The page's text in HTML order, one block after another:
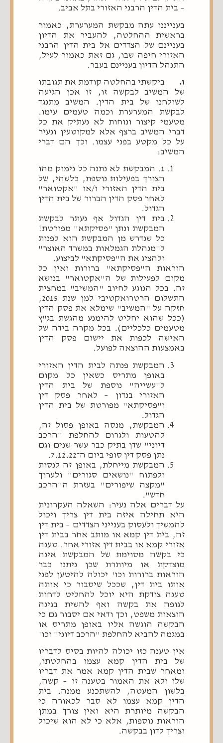
– בית הדין הרבני האזורי בתל אביב.
בענייננו עתה מבקשת המערערת, כאמור
בראשית ההחלטה, להעביר את הדיון
בעניינם של הצדדים אל בית הדין הרבני
האזורי חיפה שבו, גם זאת כאמור לעיל,
התנהל הדיון בעניינם בעבר.
ו. ביקשתי בהחלטה קודמת את תגובתו
של המשיב לבקשה זו, זו אכן הגיעה
לשולחנו של בית הדין. המשיב מתנגד
לבקשת המערערת וכמה טעמים עימו.
מטעמי קיצור ונוחות לא נעתיק את כל
דברי המשיב ברצף אלא למקוטעין ונעיר
על כל מקטע בפני עצמו. וכך הם דברי
המשיב:
1. המבקשת לא נתנה כל נימוק מהו
הצורך בפעילות נוספת, כלשהי, של
בית הדין האזורי ו/או "אקטואר"
לאחר פסק הדין הברור של בית הדין
הגדול.
בית דין הגדול אף נעתר לבקשת
המבקשת ונתן "פסיקתא" מפורטת!
כל שנדרש מן המבקשת הוא לפנות
ל"מנהלת הגמלאות במשרד האוצר"
ולהציג את ה"פסיקתא" לביצוע.
הוראות ה"פסיקתא" ברורות ואין כל
מקום לפעילות של ה"אקטואר" בנושא
זה. בכל הנוגע לחיוב "המשיב" במחצית
התשלום הרטרואקטיבי למן שנת 2015,
חזקה על "המשיב" שימלא את פסק הדין
(ככל שהוא יחליט להימנע מהגשת בג"ץ
מטעמים כלכליים). בכל מקרה בידה של
האישה לכפות את יישום פסק הדין
באמצעות ההוצאה לפועל.
המבקשת פנתה לבית הדין האזורי
באופן מתריס כשאין כל מקום
ל"עשייה" נוספת של בית הדין
האזורי בנדון – לאחר פסק דין
ו"פסיקתא" מפורטת של בית הדין
הגדול.
המבקשת, מנסה באופן פסול זה,
להטעות ולגרום להחלפת "הרכב
דיוני" שדן בתיק כבר עשר שנים וגם
נתן פסק דין סופי ביום ה־7.12.22.
המבקשת מייחלת, באופן זה לנסות
ולפתוח "נושאים סגורים" ולערוך
"מקצה שיפורים" בעזרת ה"הרכב
חדש".
על דברים אלה נעיר: השאלה העקרונית
היא תחילה איזה בית דין צריך ויכול
להמשיך ולעסוק בענייני הצדדים – בית דין
זה, בית דין קמא או מותב אחר בבית דין
אזורי קמא או בבית דין אזורי אחר. טענה
כי בקשה מסוימת של המבקשת אינה
מוצדקת או מיותרת שכן ניתנו כבר
הוראות ברורות וכו' יכולה להיטען לפני
אותו בית דין, שככל שיסבור כי אותה
טענה צודקת היא יוכל להחליט לדחות
לגופה את בקשה ואף להשית בגינה
הוצאות משפט, וכך ודאי אם יסבור גם כי
הבקשה הוגשה אליו באופן מתריס או
במגמה להביא להחלפת "הרכב דיוני" וכו'
אין טענה כזו יכולה להיות בסיס לדבריו
של בית הדין קמא עצמו בהחלטתו,
ומאחר שבית הדין קמא אמר את דבריו
שלו ולא את האמור בטענה זו – קשה,
בלשון המעטה, להשתכנע ממנה. בית
הדין קמא עצמו לא סבר לכאורה כי
הבקשה מיותרת היא ואין צורך במתן
הוראות נוספות, אלא כי לא הוא שיכול
וצריך לדון בבקשה.